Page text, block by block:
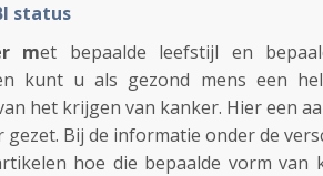
status
met bepaalde leefstijl en
kunt u als gezond mens een
het krijgen van kanker. Hier een
Bij de informatie onder de
hoe die bepaalde vorm van